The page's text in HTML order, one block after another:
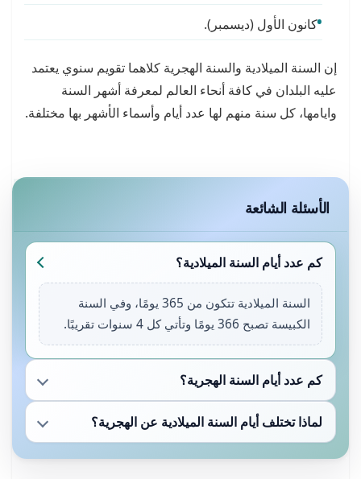
كانون الأول (ديسمبر).
إن السنة الميلادية والسنة الهجرية كلاهما تقويم سنوي يعتمد
عليه البلدان في كافة أنحاء العالم لمعرفة أشهر السنة
وايامها، كل سنة منهم لها عدد أيام وأسماء الأشهر بها مختلفة.
الأسئلة الشائعة
كم عدد أيام السنة الميلادية؟
السنة الميلادية تتكون من 365 يومًا، وفي السنة
الكبيسة تصبح 366 يومًا وتأتي كل 4 سنوات تقريبًا.
كم عدد أيام السنة الهجرية؟
لماذا تختلف أيام السنة الميلادية عن الهجرية؟